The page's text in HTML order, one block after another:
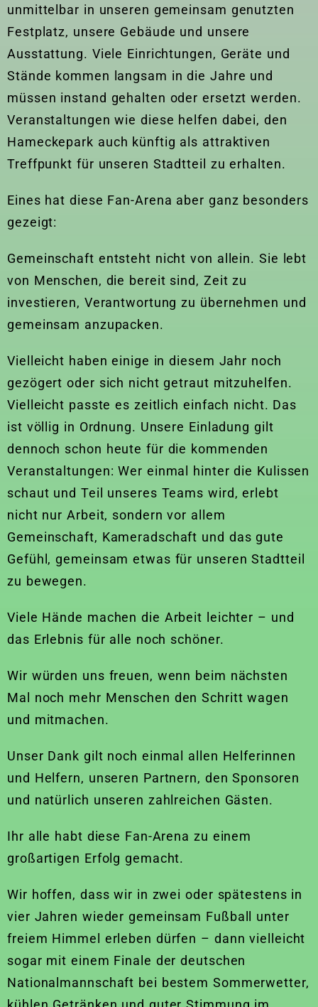
unmittelbar in unseren gemeinsam genutzten
Festplatz, unsere Gebäude und unsere
Ausstattung. Viele Einrichtungen, Geräte und
Stände kommen langsam in die Jahre und
müssen instand gehalten oder ersetzt werden.
Veranstaltungen wie diese helfen dabei, den
Hameckepark auch künftig als attraktiven
Treffpunkt für unseren Stadtteil zu erhalten.
Eines hat diese Fan-Arena aber ganz besonders
gezeigt:
Gemeinschaft entsteht nicht von allein. Sie lebt
von Menschen, die bereit sind, Zeit zu
investieren, Verantwortung zu übernehmen und
gemeinsam anzupacken.
Vielleicht haben einige in diesem Jahr noch
gezögert oder sich nicht getraut mitzuhelfen.
Vielleicht passte es zeitlich einfach nicht. Das
ist völlig in Ordnung. Unsere Einladung gilt
dennoch schon heute für die kommenden
Veranstaltungen: Wer einmal hinter die Kulissen
schaut und Teil unseres Teams wird, erlebt
nicht nur Arbeit, sondern vor allem
Gemeinschaft, Kameradschaft und das gute
Gefühl, gemeinsam etwas für unseren Stadtteil
zu bewegen.
Viele Hände machen die Arbeit leichter – und
das Erlebnis für alle noch schöner.
Wir würden uns freuen, wenn beim nächsten
Mal noch mehr Menschen den Schritt wagen
und mitmachen.
Unser Dank gilt noch einmal allen Helferinnen
und Helfern, unseren Partnern, den Sponsoren
und natürlich unseren zahlreichen Gästen.
Ihr alle habt diese Fan-Arena zu einem
großartigen Erfolg gemacht.
Wir hoffen, dass wir in zwei oder spätestens in
vier Jahren wieder gemeinsam Fußball unter
freiem Himmel erleben dürfen – dann vielleicht
sogar mit einem Finale der deutschen
Nationalmannschaft bei bestem Sommerwetter,